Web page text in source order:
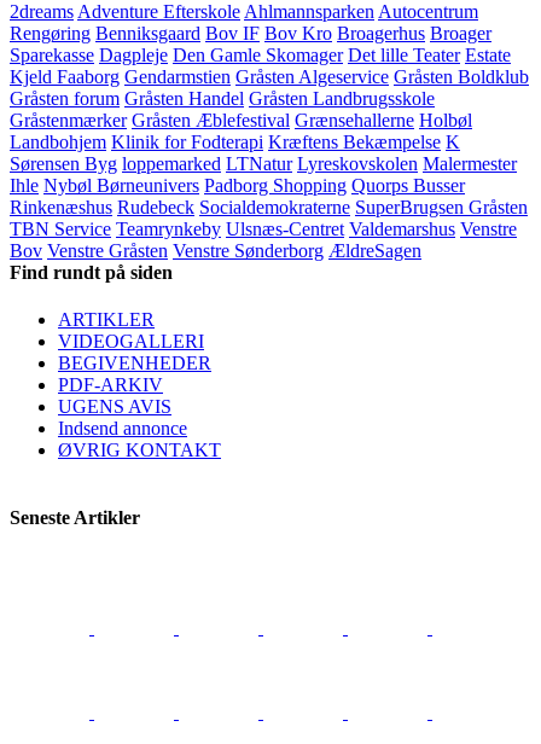
2dreams Adventure Efterskole Ahlmannsparken Autocentrum
Rengøring Benniksgaard Bov IF Bov Kro Broagerhus Broager
Sparekasse Dagpleje Den Gamle Skomager Det lille Teater Estate
Kjeld Faaborg Gendarmstien Gråsten Algeservice Gråsten Boldklub
Gråsten forum Gråsten Handel Gråsten Landbrugsskole
Gråstenmærker Gråsten Æblefestival Grænsehallerne Holbøl
Landbohjem Klinik for Fodterapi Kræftens Bekæmpelse K
Sørensen Byg loppemarked LTNatur Lyreskovskolen Malermester
Ihle Nybøl Børneunivers Padborg Shopping Quorps Busser
Rinkenæshus Rudebeck Socialdemokraterne SuperBrugsen Gråsten
TBN Service Teamrynkeby Ulsnæs-Centret Valdemarshus Venstre
Bov Venstre Gråsten Venstre Sønderborg ÆldreSagen
Find rundt på siden
ARTIKLER
VIDEOGALLERI
BEGIVENHEDER
PDF-ARKIV
UGENS AVIS
Indsend annonce
ØVRIG KONTAKT
Seneste Artikler